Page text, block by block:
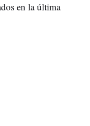
en la última